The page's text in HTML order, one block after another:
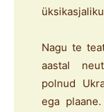
Nagu te
aastal
polnud
ega